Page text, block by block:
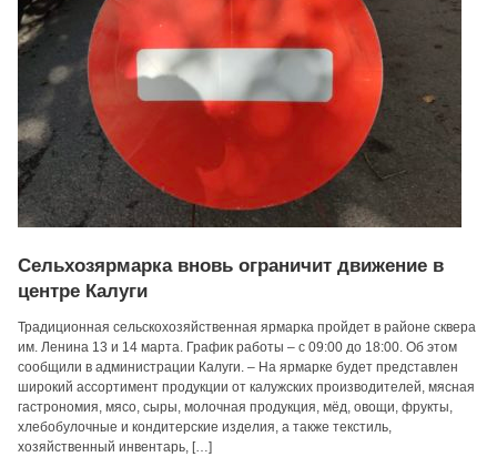
Сельхозярмарка вновь ограничит движение в
центре Калуги
Традиционная сельскохозяйственная ярмарка пройдет в районе сквера
им. Ленина 13 и 14 марта. График работы – с 09:00 до 18:00. Об этом
сообщили в администрации Калуги. – На ярмарке будет представлен
широкий ассортимент продукции от калужских производителей, мясная
гастрономия, мясо, сыры, молочная продукция, мёд, овощи, фрукты,
хлебобулочные и кондитерские изделия, а также текстиль,
хозяйственный инвентарь, […]